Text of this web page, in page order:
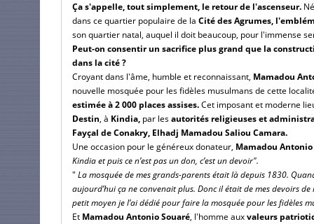
Ça s'appelle, tout simplement, le retour de l'ascenseur.
dans ce quartier populaire de la Cité des Agrumes,
son quartier natal, auquel il doit beaucoup, pour l'immense
Peut-on consentir un sacrifice plus grand que la
dans la cité ?
Croyant dans l'âme, humble et reconnaissant, Mamadou
nouvelle mosquée pour les fidèles musulmans de cette
estimée à 2 000 places assises.Cet imposant et moderne
Destin, à Kindia, par lesautorités religieuses et
Fayçal de Conakry, Elhadj Mamadou Saliou Camara.
Une occasion pour le généreux donateur, Mamadou Antonio
Kindia et puis ce n’est pas un don, c’est un devoir".
" La mosquée de mes grands-parents était là depuis 1830.
aujourd’hui ça ne convenait plus. Donc il était de mes devoirs
petit moyen je l’ai dédié pour faire la mosquée pour les fidèles
Et Mamadou Antonio Souaré, l'homme auxvaleurs